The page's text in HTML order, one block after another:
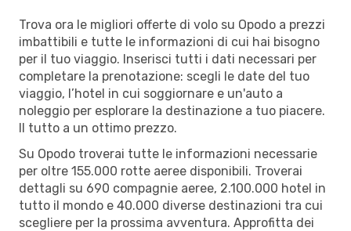
Trova ora le migliori offerte di volo su Opodo a prezzi
imbattibili e tutte le informazioni di cui hai bisogno
per il tuo viaggio. Inserisci tutti i dati necessari per
completare la prenotazione: scegli le date del tuo
viaggio, l’hotel in cui soggiornare e un'auto a
noleggio per esplorare la destinazione a tuo piacere.
Il tutto a un ottimo prezzo.
Su Opodo troverai tutte le informazioni necessarie
per oltre 155.000 rotte aeree disponibili. Troverai
dettagli su 690 compagnie aeree, 2.100.000 hotel in
tutto il mondo e 40.000 diverse destinazioni tra cui
scegliere per la prossima avventura. Approfitta dei